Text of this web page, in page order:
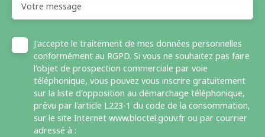
Votre message
J'accepte le traitement de mes données personnelles
conformément au RGPD. Si vous ne souhaitez pas faire
l'objet de prospection commerciale par voie
téléphonique, vous pouvez vous inscrire gratuitement
sur la liste d'opposition au démarchage téléphonique,
prévu par l'article L223-1 du code de la consommation,
sur le site Internet www.bloctel.gouv.fr ou par courrier
adressé à :